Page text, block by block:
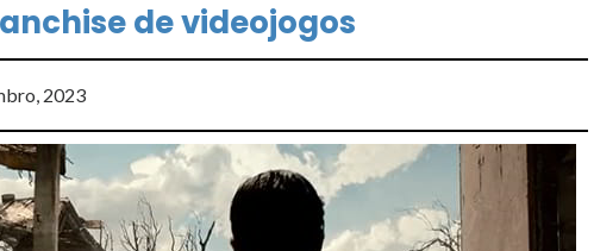
de videojogos
2023